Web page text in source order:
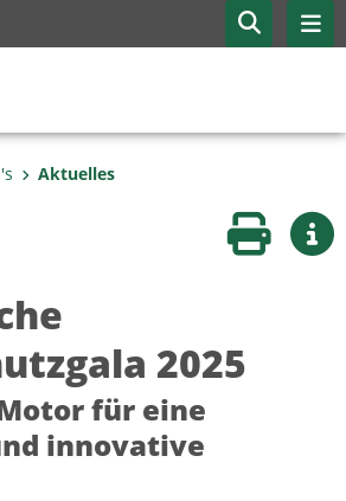
Aktuelles
Seite
2025
für eine
innovative